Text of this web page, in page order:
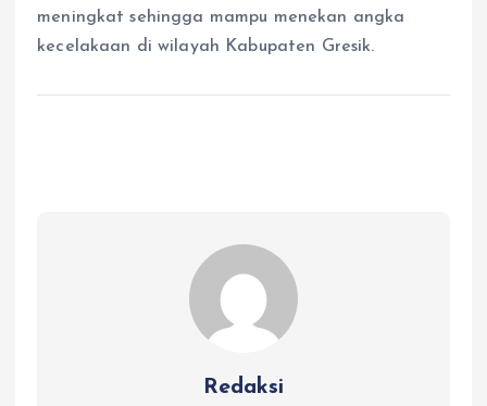
meningkat sehingga mampu menekan angka
kecelakaan di wilayah Kabupaten Gresik.
Redaksi